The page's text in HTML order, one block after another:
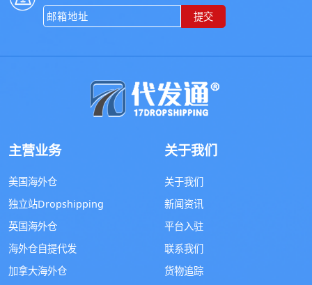
提交
主营业务
美国海外仓
独立站Dropshipping
英国海外仓
海外仓自提代发
加拿大海外仓
关于我们
关于我们
新闻资讯
平台入驻
联系我们
货物追踪